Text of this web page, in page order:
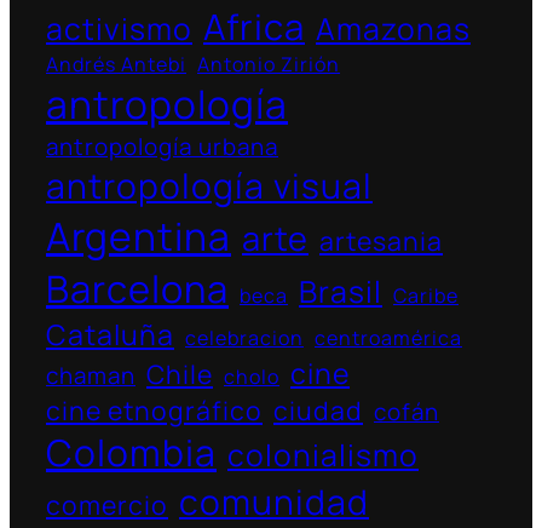
activismo Africa Amazonas
Andrés Antebi Antonio Zirión
antropología
antropología urbana
antropología visual
Argentina arte artesania
Barcelona beca Brasil Caribe
Cataluña celebracion centroamérica
chaman Chile cholo cine
cine etnográfico ciudad cofán
Colombia colonialismo
comercio comunidad